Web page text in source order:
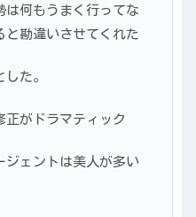
は何もうまく行ってな
と勘違いさせてくれた
た。
正がドラマティック
ジェントは美人が多い